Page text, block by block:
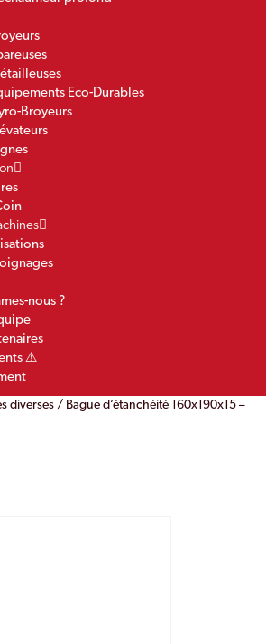
Eco-Durables
Broyeurs
nous ?
⚠️
diverses / Bague d’étanchéité 160x190x15 –